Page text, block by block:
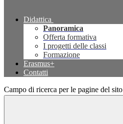
Didattica
Panoramica
Offerta formativa
I progetti delle classi
Formazione
Erasmus+
Contatti
Campo di ricerca per le pagine del sito